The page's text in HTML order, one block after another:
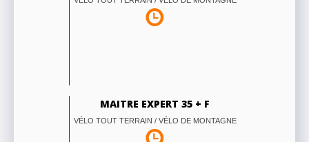
MAITRE EXPERT 35 + F
VÉLO TOUT TERRAIN / VÉLO DE MONTAGNE